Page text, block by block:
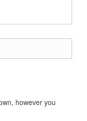
however you